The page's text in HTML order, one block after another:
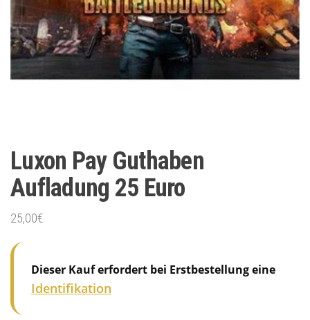
Luxon Pay Guthaben
Aufladung 25 Euro
25,00€
Dieser Kauf erfordert bei Erstbestellung eine
Identifikation